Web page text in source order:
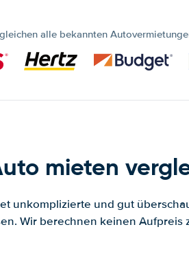
alle bekannten
mieten
unkomplizierte und gut
Wir berechnen keinen